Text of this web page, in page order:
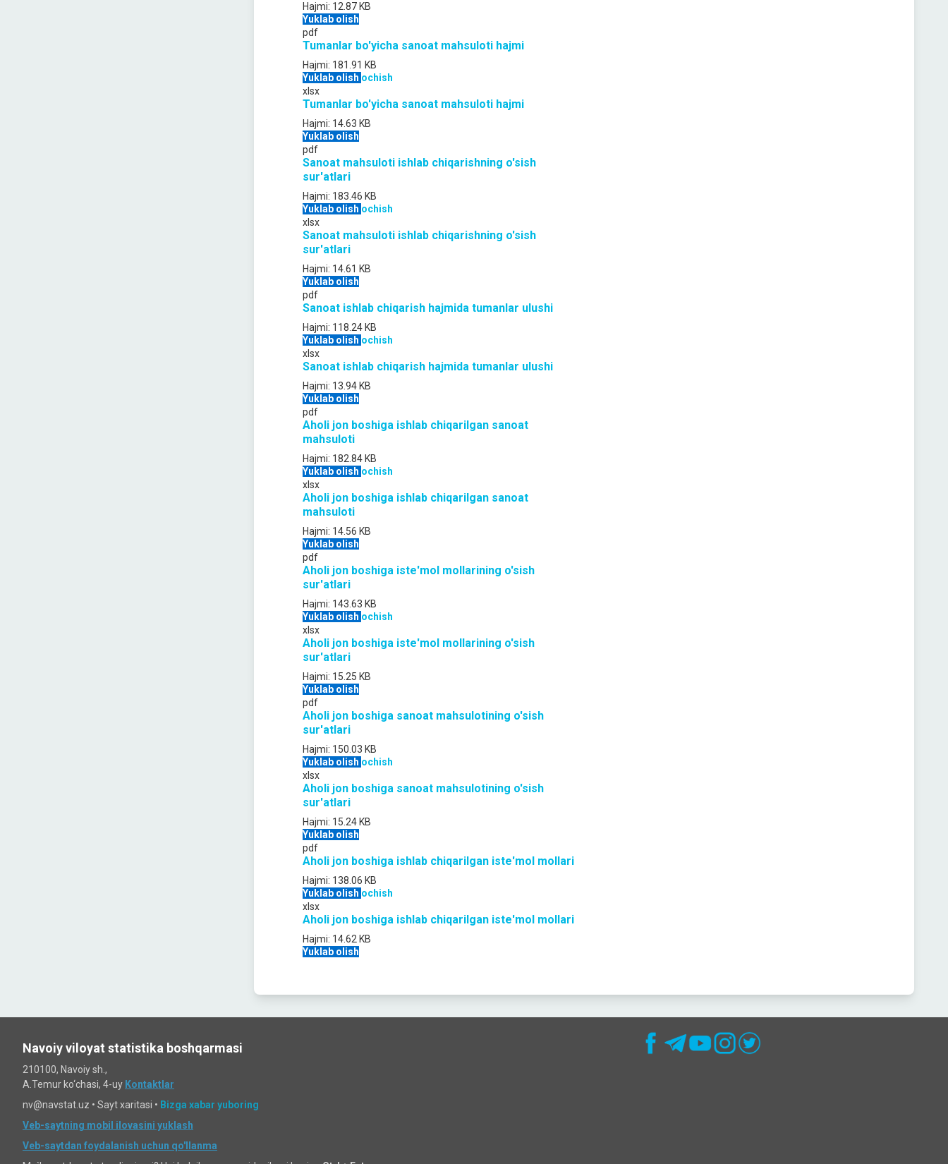
Hajmi: 12.87 KB
Yuklab olish
pdf
Tumanlar bo'yicha sanoat mahsuloti hajmi
Hajmi: 181.91 KB
Yuklab olish ochish
xlsx
Tumanlar bo'yicha sanoat mahsuloti hajmi
Hajmi: 14.63 KB
Yuklab olish
pdf
Sanoat mahsuloti ishlab chiqarishning o'sish
sur'atlari
Hajmi: 183.46 KB
Yuklab olish ochish
xlsx
Sanoat mahsuloti ishlab chiqarishning o'sish
sur'atlari
Hajmi: 14.61 KB
Yuklab olish
pdf
Sanoat ishlab chiqarish hajmida tumanlar ulushi
Hajmi: 118.24 KB
Yuklab olish ochish
xlsx
Sanoat ishlab chiqarish hajmida tumanlar ulushi
Hajmi: 13.94 KB
Yuklab olish
pdf
Aholi jon boshiga ishlab chiqarilgan sanoat
mahsuloti
Hajmi: 182.84 KB
Yuklab olish ochish
xlsx
Aholi jon boshiga ishlab chiqarilgan sanoat
mahsuloti
Hajmi: 14.56 KB
Yuklab olish
pdf
Aholi jon boshiga iste'mol mollarining o'sish
sur'atlari
Hajmi: 143.63 KB
Yuklab olish ochish
xlsx
Aholi jon boshiga iste'mol mollarining o'sish
sur'atlari
Hajmi: 15.25 KB
Yuklab olish
pdf
Aholi jon boshiga sanoat mahsulotining o'sish
sur'atlari
Hajmi: 150.03 KB
Yuklab olish ochish
xlsx
Aholi jon boshiga sanoat mahsulotining o'sish
sur'atlari
Hajmi: 15.24 KB
Yuklab olish
pdf
Aholi jon boshiga ishlab chiqarilgan iste'mol mollari
Hajmi: 138.06 KB
Yuklab olish ochish
xlsx
Aholi jon boshiga ishlab chiqarilgan iste'mol mollari
Hajmi: 14.62 KB
Yuklab olish
Navoiy viloyat statistika boshqarmasi
210100, Navoiy sh.,
A.Temur ko‘chаsi, 4-uy Kontaktlar
nv@navstat.uz • Sayt xaritasi • Bizga xabar yuboring
Veb-saytning mobil ilovasini yuklash
Veb-saytdan foydalanish uchun qo'llanma